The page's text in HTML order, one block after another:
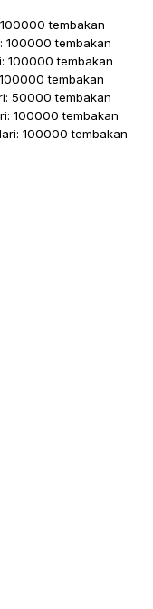
tembakan
100000 tembakan
100000 tembakan
tembakan
50000 tembakan
100000 tembakan
100000 tembakan